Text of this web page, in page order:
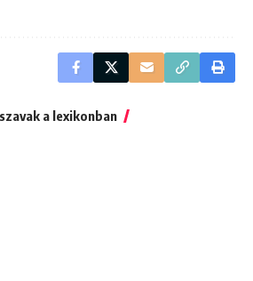
a lexikonban